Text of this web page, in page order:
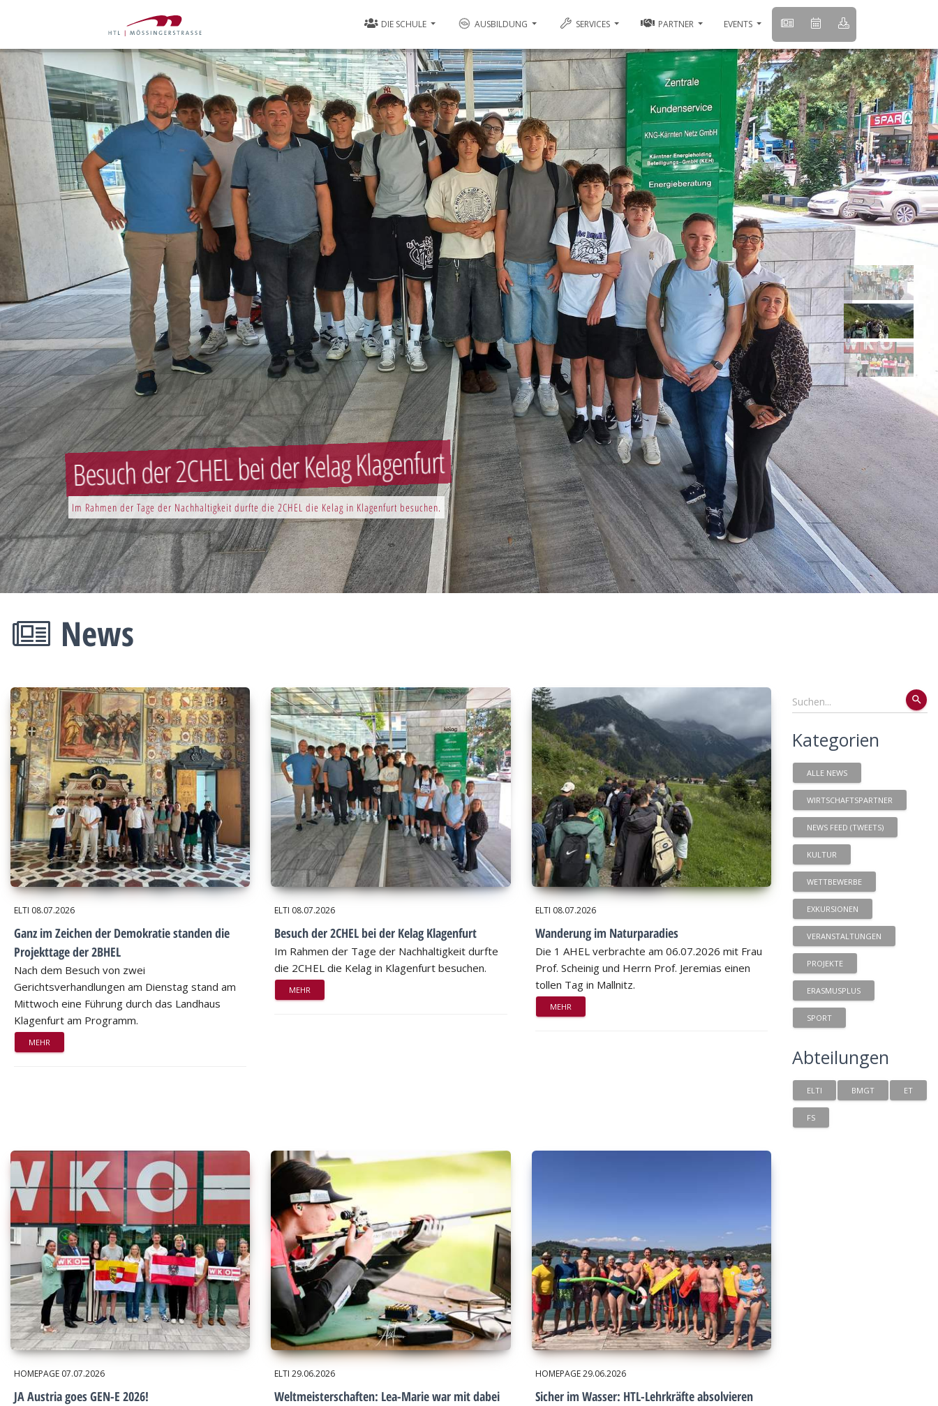
DIE SCHULE AUSBILDUNG SERVICES PARTNER EVENTS
Im Rahmen der Tage der Nachhaltigkeit durfte die 2CHEL die Kelag in Klagenfurt besuchen.
Besuch der 2CHEL bei der Kelag Klagenfurt
News
ELTI 08.07.2026
Ganz im Zeichen der Demokratie standen die
Projekttage der 2BHEL
Nach dem Besuch von zwei
Gerichtsverhandlungen am Dienstag stand am
Mittwoch eine Führung durch das Landhaus
Klagenfurt am Programm.
MEHR
ELTI 08.07.2026
Besuch der 2CHEL bei der Kelag Klagenfurt
Im Rahmen der Tage der Nachhaltigkeit durfte
die 2CHEL die Kelag in Klagenfurt besuchen.
MEHR
ELTI 08.07.2026
Wanderung im Naturparadies
Die 1 AHEL verbrachte am 06.07.2026 mit Frau
Prof. Scheinig und Herrn Prof. Jeremias einen
tollen Tag in Mallnitz.
MEHR
HOMEPAGE 07.07.2026
JA Austria goes GEN-E 2026!
ELTI29.06.2026
Weltmeisterschaften: Lea-Marie war mit dabei
HOMEPAGE29.06.2026
Sicher im Wasser: HTL-Lehrkräfte absolvieren
search
Kategorien
ALLE NEWS
WIRTSCHAFTSPARTNER
NEWS FEED (TWEETS)
KULTUR
WETTBEWERBE
EXKURSIONEN
VERANSTALTUNGEN
PROJEKTE
ERASMUSPLUS
SPORT
Abteilungen
ELTI BMGT ET
FS